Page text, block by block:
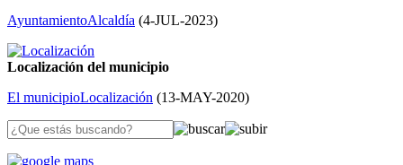
AyuntamientoAlcaldía (4-JUL-2023)
Localización del municipio
El municipioLocalización (13-MAY-2020)